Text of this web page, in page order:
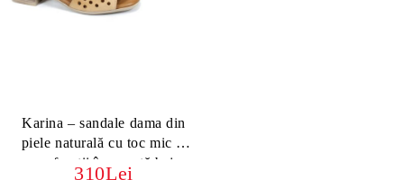
Karina – sandale dama din
piele naturală cu toc mic și
perforații în nuanță bej
310Lei